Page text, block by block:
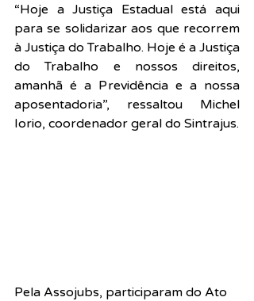
“Hoje a Justiça Estadual está aqui
para se solidarizar aos que recorrem
à Justiça do Trabalho. Hoje é a Justiça
do Trabalho e nossos direitos,
amanhã é a Previdência e a nossa
aposentadoria”, ressaltou Michel
Iorio, coordenador geral do Sintrajus.
Pela Assojubs, participaram do Ato